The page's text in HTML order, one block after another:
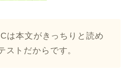
は本文がきっちりと読め
ストだからです。